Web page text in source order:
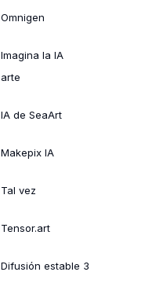
Omnigen
Imagina la IA
arte
IA de SeaArt
Makepix IA
Tal vez
Tensor.art
Difusión estable 3